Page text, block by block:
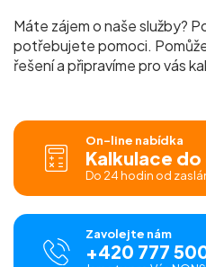
Máte zájem o naše služby?
potřebujete pomoci.
řešení a připravíme pro vás
On-line nabídka
Kalkulace
Do 24 hodin od
Zavolejte nám
+420 777